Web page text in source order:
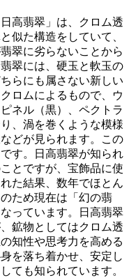
高翡翠」は、クロム透
似た構造をしていて、
翠に劣らないことから
翠には、硬玉と軟玉の
らにも属さない新しい
ロムによるもので、ウ
ネル（黒）、ペクトラ
、渦を巻くような模様
どが見られます。この
す。日高翡翠が知られ
とですが、宝飾品に使
た結果、数年でほとん
ため現在は「幻の翡
っています。日高翡翠
鉱物としてはクロム透
知性や思考力を高める
を落ち着かせ、安定し
ても知られています。